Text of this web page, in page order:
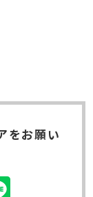
をお願い